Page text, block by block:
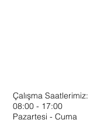
Çalışma Saatlerimiz:
08:00 - 17:00
Pazartesi - Cuma